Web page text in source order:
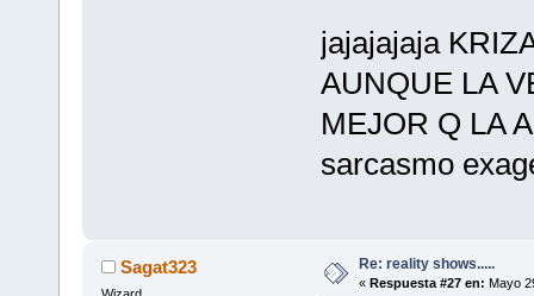
jajajajaja
AUNQUE LA
MEJOR Q LA
sarcasmo
Sagat323 Re: reality shows.....
« Respuesta #27 en: Mayo